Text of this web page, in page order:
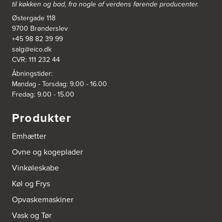
3831: Power Rødovre
Rødovre Centrum 90
2610 Rødovre
https://www.power.dk/butik/power-roedovre/s-3831/
3832: Power Slagelse
Japanvej 8
4200 Slagelse
Tel.:70338080
https://www.power.dk/butik/power-slagelse/s-3832/
3836: Power Frederikshavn
Grønlandsvej 22
9900 Frederikshavn
https://www.power.dk/butik/power-frederikshavn/s-3836/
3841: Power Haderslev
Nordhavnsvej 2
6100 Haderslev
https://www.power.dk/butik/power-haderslev/s-3841/
til køkken og bad, fra nogle af verdens førende producenter.
Østergade 118
9700 Brønderslev
+45 98 82 39 99
salg@eico.dk
CVR: 111 232 44
Åbningstider:
Mandag - Torsdag: 9.00 - 16.00
Fredag: 9.00 - 15.00
Produkter
Emhætter
Ovne og kogeplader
Vinkøleskabe
Køl og Frys
Opvaskemaskiner
Vask og Tør